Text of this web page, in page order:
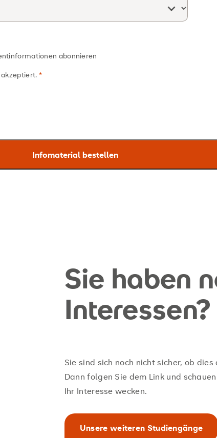
abonnieren
Sie haben
Interessen?
Sie sind sich noch nicht sicher, ob
Dann folgen Sie dem Link und
Ihr Interesse wecken.
Unsere weiteren Studiengänge